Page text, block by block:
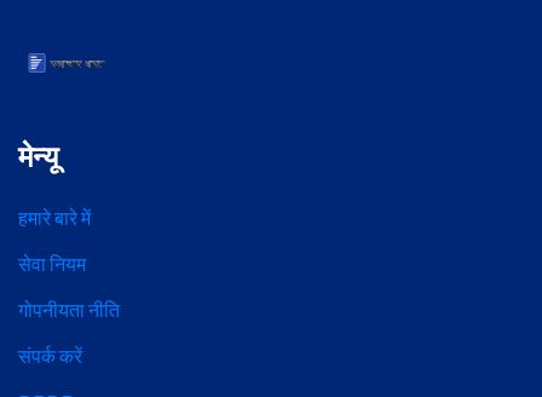
मेन्यू
हमारे बारे में
सेवा नियम
गोपनीयता नीति
संपर्क करें